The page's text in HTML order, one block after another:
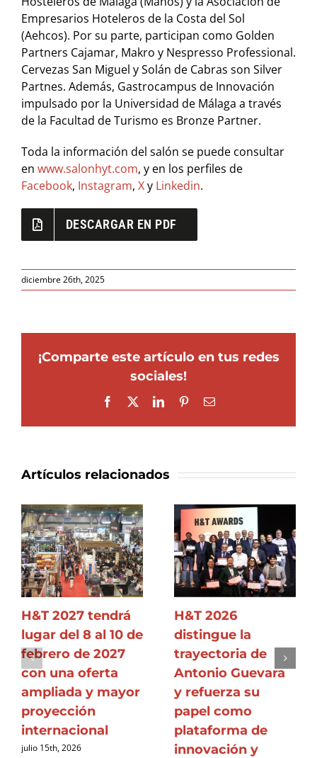
Empresarios Hoteleros de la Costa del Sol
(Aehcos). Por su parte, participan como Golden
Partners Cajamar, Makro y Nespresso Professional.
Cervezas San Miguel y Solán de Cabras son Silver
Partnes. Además, Gastrocampus de Innovación
impulsado por la Universidad de Málaga a través
de la Facultad de Turismo es Bronze Partner.
Toda la información del salón se puede consultar
en www.salonhyt.com, y en los perfiles de
Facebook, Instagram, Xy Linkedin.
DESCARGAR EN PDF
diciembre 26th, 2025
¡Comparte este artículo en tus redes
sociales!
Facebook LinkedInPinterestCorreo
Artículos relacionados
H&T 2027 tendrá
lugar del 8 al 10 de
febrero de 2027
con una oferta
ampliada y mayor
proyección
internacional
julio 15th, 2026
H&T 2026
distingue la
trayectoria de
Antonio Guevara
y refuerza su
papel como
plataforma de
innovación y